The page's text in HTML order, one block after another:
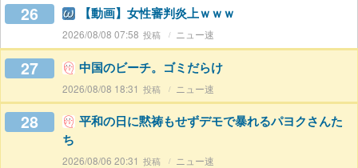
26 【動画】女性審判炎上ｗｗｗ
2026/08/08 07:58 ニュー速
27 中国のビーチ。ゴミだらけ
2026/08/08 18:31 ニュー速
28
平和の日に黙祷もせずデモで暴れるパヨクさんた
ち
2026/08/06 20:31 ニュー速